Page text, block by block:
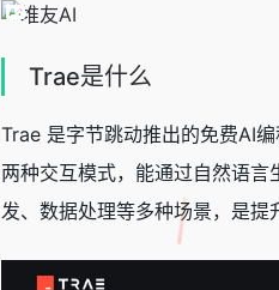
Trae是什么
Trae 是字节跳动推出的免费AI
两种交互模式，能通过自然语
发、数据处理等多种场景，是提